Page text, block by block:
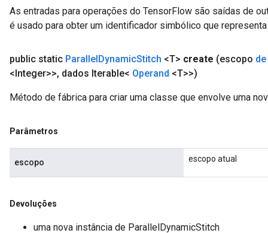
As entradas para operações do TensorFlow são saídas de
é usado para obter um identificador simbólico que
public static ParallelDynamicStitch <T> create (escopo
<Integer>>, dados Iterable< Operand <T>>)
Método de fábrica para criar uma classe que envolve uma
Parâmetros
escopo escopo atual
Devoluções
uma nova instância de ParallelDynamicStitch